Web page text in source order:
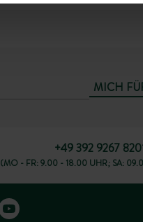
MICH
+49 392 9267
(MO - FR: 9.00 - 18.00 UHR; SA: